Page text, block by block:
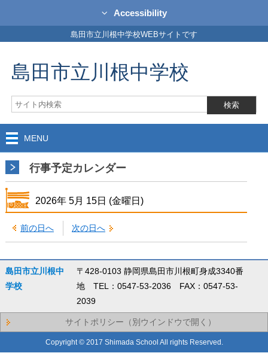
Accessibility
島田市立川根中学校WEBサイトです
島田市立川根中学校
MENU
行事予定カレンダー
2026年 5月 15日 (金曜日)
前の日へ 次の日へ
島田市立川根中
学校
〒428-0103 静岡県島田市川根町身成3340番
地 TEL：0547-53-2036 FAX：0547-53-
2039
サイトポリシー（別ウインドウで開く）
Copyright © 2017 Shimada School All rights Reserved.